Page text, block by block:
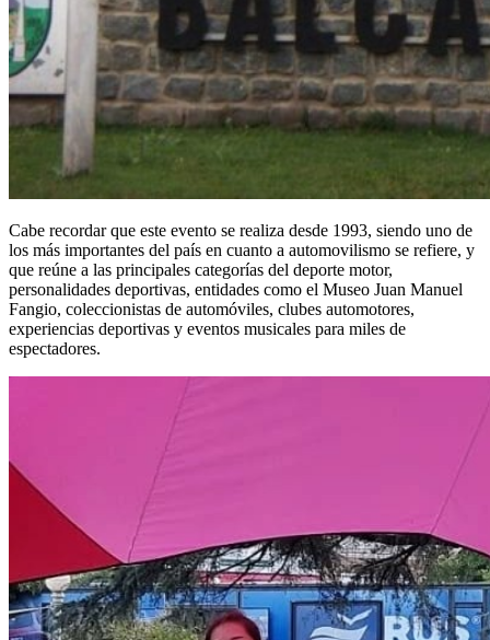
Cabe recordar que este evento se realiza desde 1993, siendo uno de
los más importantes del país en cuanto a automovilismo se refiere, y
que reúne a las principales categorías del deporte motor,
personalidades deportivas, entidades como el Museo Juan Manuel
Fangio, coleccionistas de automóviles, clubes automotores,
experiencias deportivas y eventos musicales para miles de
espectadores.